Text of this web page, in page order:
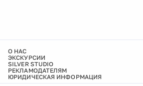
О НАС
ЭКСКУРСИИ
SILVER STUDIO
РЕКЛАМОДАТЕЛЯМ
ЮРИДИЧЕСКАЯ ИНФОРМАЦИЯ